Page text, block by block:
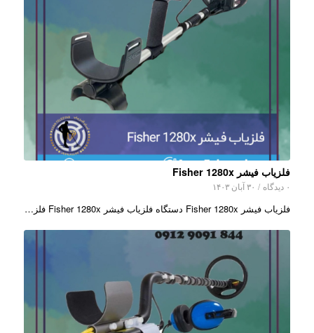
فلزیاب فیشر Fisher 1280x
۰ دیدگاه / ۳۰ آبان ۱۴۰۳
فلزیاب فیشر Fisher 1280x دستگاه فلزیاب فیشر Fisher 1280x فلز…